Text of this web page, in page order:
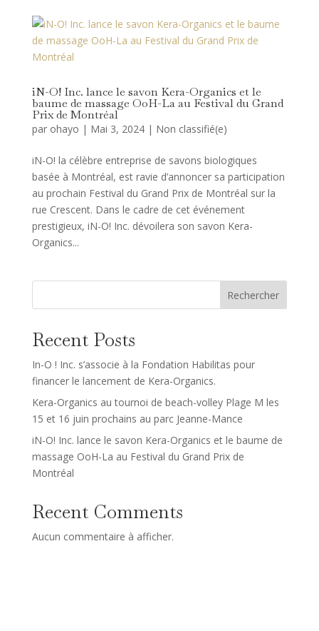
iN-O! Inc. lance le savon Kera-Organics et le
baume de massage OoH-La au Festival du Grand
Prix de Montréal
par ohayo | Mai 3, 2024| Non classifié(e)
iN-O! la célèbre entreprise de savons biologiques
basée à Montréal, est ravie d’annoncer sa participation
au prochain Festival du Grand Prix de Montréal sur la
rue Crescent. Dans le cadre de cet événement
prestigieux, iN-O! Inc. dévoilera son savon Kera-
Organics...
Rechercher
Recent Posts
In-O ! Inc. s’associe à la Fondation Habilitas pour
financer le lancement de Kera-Organics.
Kera-Organics au tournoi de beach-volley Plage M les
15 et 16 juin prochains au parc Jeanne-Mance
iN-O! Inc. lance le savon Kera-Organics et le baume de
massage OoH-La au Festival du Grand Prix de
Montréal
Recent Comments
Aucun commentaire à afficher.